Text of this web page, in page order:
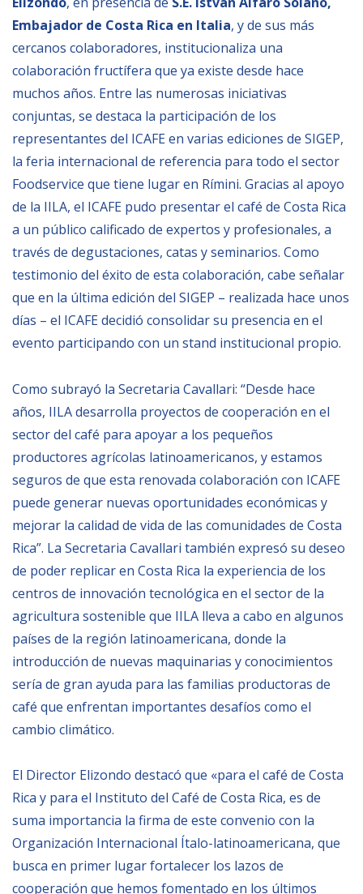
MEDIOS
Fotos
Vídeos
Audios
BIBLIOTECA
Biblioteca
Publicaciones
OPORTUNIDADES
Becas
Alta Formación
Para las empresas
Registro de proveedores
Contratos/Acuerdos/Grant
NEWSLETTER
Embajador de Costa Rica en Italia, y de sus más
cercanos colaboradores, institucionaliza una
colaboración fructífera que ya existe desde hace
muchos años. Entre las numerosas iniciativas
conjuntas, se destaca la participación de los
representantes del ICAFE en varias ediciones de SIGEP,
la feria internacional de referencia para todo el sector
Foodservice que tiene lugar en Rímini. Gracias al apoyo
de la IILA, el ICAFE pudo presentar el café de Costa Rica
a un público calificado de expertos y profesionales, a
través de degustaciones, catas y seminarios. Como
testimonio del éxito de esta colaboración, cabe señalar
que en la última edición del SIGEP – realizada hace unos
días – el ICAFE decidió consolidar su presencia en el
evento participando con un stand institucional propio.
Como subrayó la Secretaria Cavallari: “Desde hace
años, IILA desarrolla proyectos de cooperación en el
sector del café para apoyar a los pequeños
productores agrícolas latinoamericanos, y estamos
seguros de que esta renovada colaboración con ICAFE
puede generar nuevas oportunidades económicas y
mejorar la calidad de vida de las comunidades de Costa
Rica”. La Secretaria Cavallari también expresó su deseo
de poder replicar en Costa Rica la experiencia de los
centros de innovación tecnológica en el sector de la
agricultura sostenible que IILA lleva a cabo en algunos
países de la región latinoamericana, donde la
introducción de nuevas maquinarias y conocimientos
sería de gran ayuda para las familias productoras de
café que enfrentan importantes desafíos como el
cambio climático.
El Director Elizondo destacó que «para el café de Costa
Rica y para el Instituto del Café de Costa Rica, es de
suma importancia la firma de este convenio con la
Organización Internacional Ítalo-latinoamericana, que
busca en primer lugar fortalecer los lazos de
cooperación que hemos fomentado en los últimos